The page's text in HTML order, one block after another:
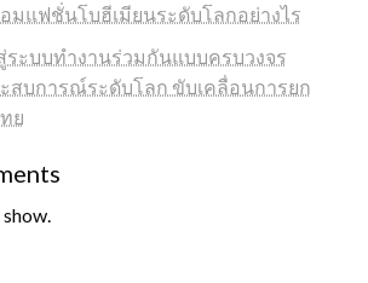
มแฟชั่นโบฮีเมียนระดับโลกอย่างไร
ระบบทำงานร่วมกันแบบครบวงจร
ะสบการณ์ระดับโลก ขับเคลื่อนการยก
ย